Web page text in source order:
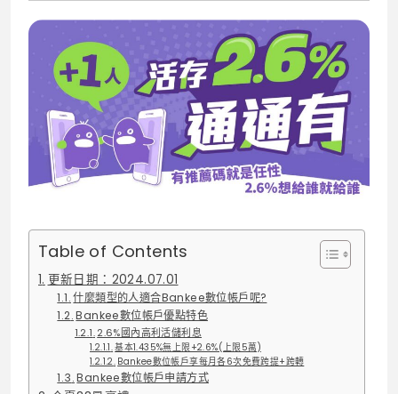
Table of Contents
更新日期：2024.07.01
什麼類型的人適合Bankee數位帳戶呢?
Bankee數位帳戶優點特色
2.6%國內高利活儲利息
基本1.435%無上限+2.6%(上限5萬)
Bankee數位帳戶享每月各6次免費跨提+跨轉
Bankee數位帳戶申請方式